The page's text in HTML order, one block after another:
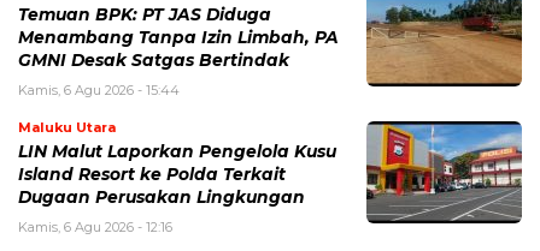
Temuan BPK: PT JAS Diduga
Menambang Tanpa Izin Limbah, PA
GMNI Desak Satgas Bertindak
Kamis, 6 Agu 2026 - 15:44
Maluku Utara
LIN Malut Laporkan Pengelola Kusu
Island Resort ke Polda Terkait
Dugaan Perusakan Lingkungan
Kamis, 6 Agu 2026 - 12:16